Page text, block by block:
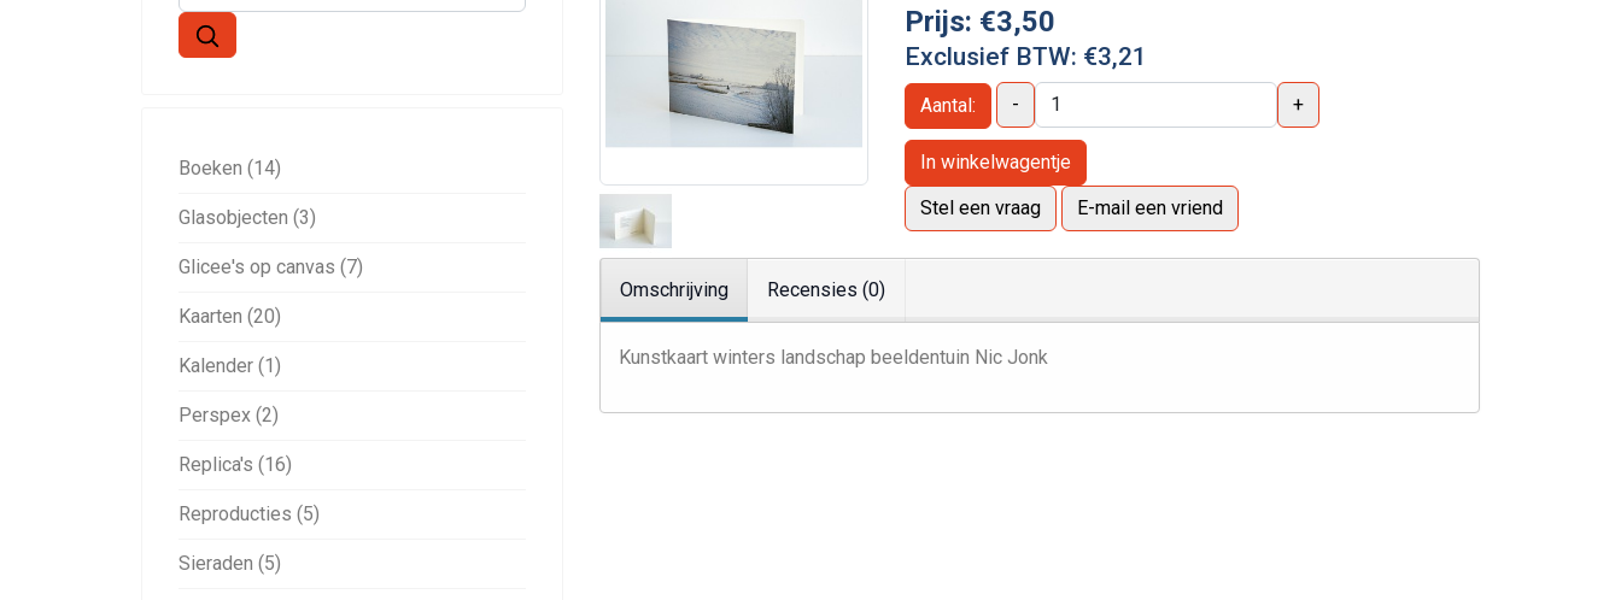
Boeken (14)
Glasobjecten (3)
Glicee's op canvas (7)
Kaarten (20)
Kalender (1)
Perspex (2)
Replica's (16)
Reproducties (5)
Sieraden (5)
Prijs: €3,50
Exclusief BTW: €3,21
Aantal: - +
In winkelwagentje
Stel een vraag
E-mail een vriend
Omschrijving Recensies (0)
Kunstkaart winters landschap beeldentuin Nic Jonk